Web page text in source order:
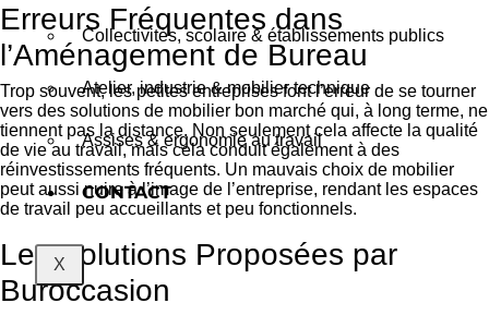
Collectivités, scolaire & établissements publics
Atelier, industrie & mobilier technique
Assises & ergonomie au travail
CONTACT
X
Erreurs Fréquentes dans
l’Aménagement de Bureau
Trop souvent, les petites entreprises font l’erreur de se tourner
vers des solutions de mobilier bon marché qui, à long terme, ne
tiennent pas la distance. Non seulement cela affecte la qualité
de vie au travail, mais cela conduit également à des
réinvestissements fréquents. Un mauvais choix de mobilier
peut aussi nuire à l’image de l’entreprise, rendant les espaces
de travail peu accueillants et peu fonctionnels.
Les Solutions Proposées par
Buroccasion